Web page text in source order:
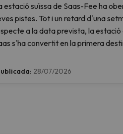
estació suïssa de Saas-Fee ha
pistes. Tot i un retard d'una
a la data prevista, la estació
s'ha convertit en la primera
2026-2027.
28/07/2026